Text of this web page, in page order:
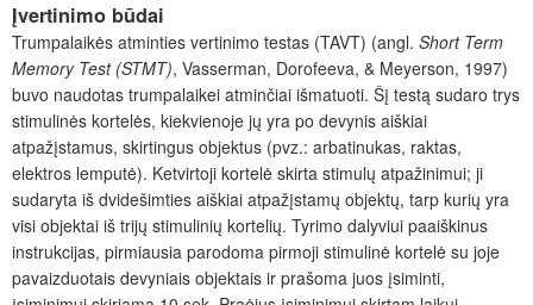
Įvertinimo būdai
Trumpalaikės atminties vertinimo testas (TAVT) (angl. Short Term
Memory Test (STMT), Vasserman, Dorofeeva, & Meyerson, 1997)
buvo naudotas trumpalaikei atminčiai išmatuoti. Šį testą sudaro trys
stimulinės kortelės, kiekvienoje jų yra po devynis aiškiai
atpažįstamus, skirtingus objektus (pvz.: arbatinukas, raktas,
elektros lemputė). Ketvirtoji kortelė skirta stimulų atpažinimui; ji
sudaryta iš dvidešimties aiškiai atpažįstamų objektų, tarp kurių yra
visi objektai iš trijų stimulinių kortelių. Tyrimo dalyviui paaiškinus
instrukcijas, pirmiausia parodoma pirmoji stimulinė kortelė su joje
pavaizduotais devyniais objektais ir prašoma juos įsiminti,